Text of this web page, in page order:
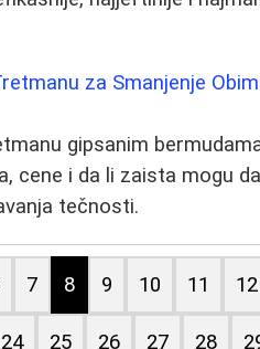
za Smanjenje
gipsanim
cene i da li zaista mogu
tečnosti.
7 8 9 10 11 12
24 25 26 27 28